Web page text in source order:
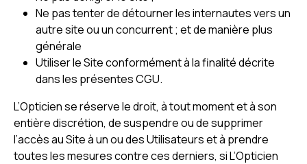
Ne pas tenter de détourner les internautes vers un
autre site ou un concurrent ; et de manière plus
générale
Utiliser le Site conformément à la finalité décrite
dans les présentes CGU.
L’Opticien se réserve le droit, à tout moment et à son
entière discrétion, de suspendre ou de supprimer
l’accès au Site à un ou des Utilisateurs et à prendre
toutes les mesures contre ces derniers, si L’Opticien